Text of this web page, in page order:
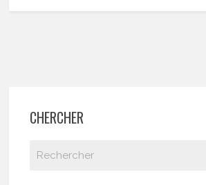
CHERCHER